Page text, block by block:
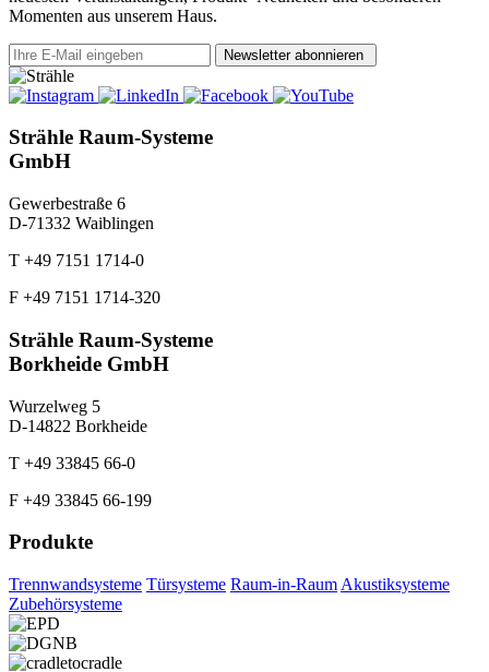
Momenten aus unserem Haus.
Newsletter abonnieren
Strähle Raum-Systeme
GmbH
Gewerbestraße 6
D-71332 Waiblingen
T +49 7151 1714-0
F +49 7151 1714-320
Strähle Raum-Systeme
Borkheide GmbH
Wurzelweg 5
D-14822 Borkheide
T +49 33845 66-0
F +49 33845 66-199
Produkte
Trennwandsysteme Türsysteme Raum-in-Raum Akustiksysteme
Zubehörsysteme